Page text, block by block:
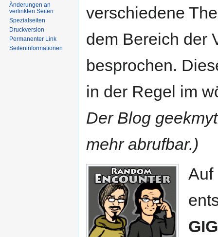
verschiedene
dem Bereich der
besprochen.
in der Regel im
Der Blog
mehr abrufbar.)
Auf
Änderungen an
verlinkten Seiten
Spezialseiten
Druckversion
Permanenter Link
Seiten­informationen